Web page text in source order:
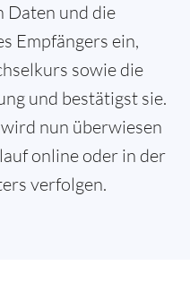
Daten und die
Empfängers ein,
sowie die
und bestätigst sie.
wird nun überwiesen
online oder in der
verfolgen.